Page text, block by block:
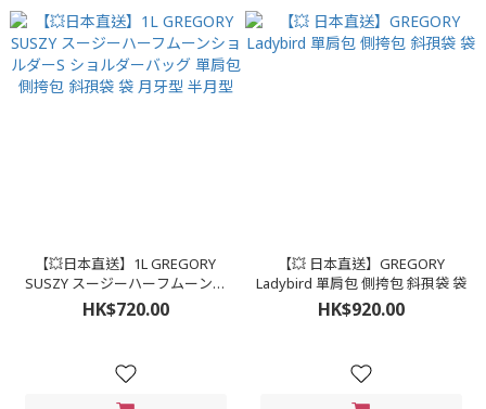
【💥日本直送】1L GREGORY
SUSZY スージーハーフムーンシ
ョルダーS ショルダーバッグ 單
肩包 側挎包 斜孭袋 袋 月牙型 半
HK$720.00
【💥 日本直送】GREGORY
Ladybird 單肩包 側挎包 斜孭袋 袋
HK$920.00